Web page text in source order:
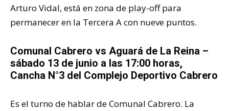
Arturo Vidal, está en zona de play-off para
permanecer en la Tercera A con nueve puntos.
Comunal Cabrero vs Aguará de La Reina –
sábado 13 de junio a las 17:00 horas,
Cancha N°3 del Complejo Deportivo Cabrero
Es el turno de hablar de Comunal Cabrero. La